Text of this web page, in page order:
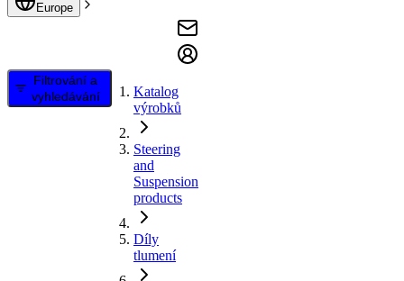
Europe
Filtrování a
vyhledávání
Katalog
výrobků
Steering
and
Suspension
products
Díly
tlumení